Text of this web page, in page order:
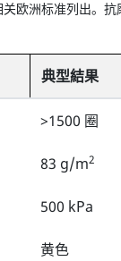
欧洲标准列出。
典型結果
>1500 圈
83 g/m2
500 kPa
黄色